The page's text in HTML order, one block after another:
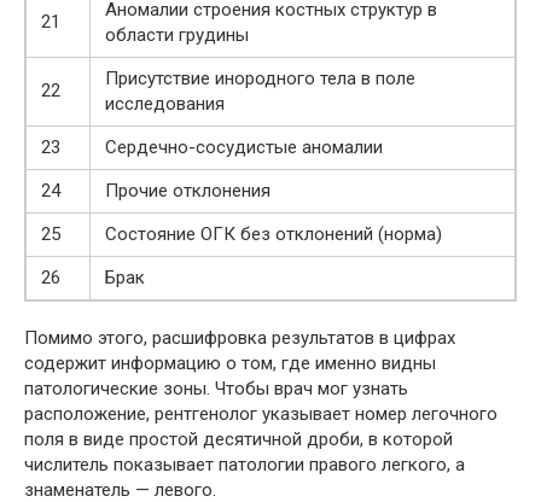
21
Аномалии строения костных структур в
области грудины
22
Присутствие инородного тела в поле
исследования
23
Сердечно-сосудистые аномалии
24
Прочие отклонения
25
Состояние ОГК без отклонений (норма)
26
Брак
Помимо этого, расшифровка результатов в цифрах
содержит информацию о том, где именно видны
патологические зоны. Чтобы врач мог узнать
расположение, рентгенолог указывает номер легочного
поля в виде простой десятичной дроби, в которой
числитель показывает патологии правого легкого, а
знаменатель — левого.